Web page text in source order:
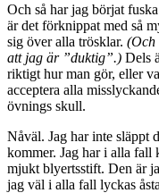
Och så har jag börjat
är det förknippat med så
sig över alla trösklar. (Och
att jag är ”duktig”.) Dels
riktigt hur man gör, eller
acceptera alla
övnings skull.
Nåväl. Jag har inte släppt
kommer. Jag har i alla fall
mjukt blyertsstift. Den är
jag väl i alla fall lyckas